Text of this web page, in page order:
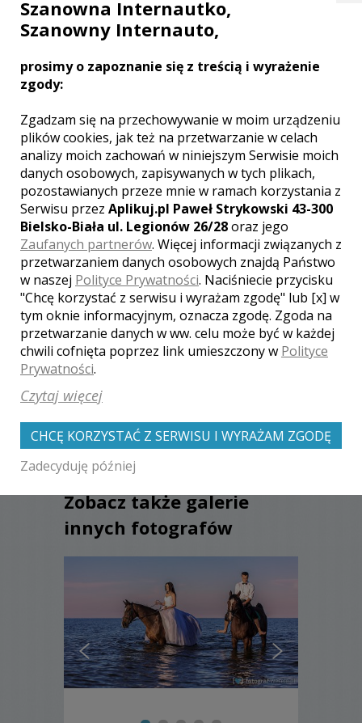
fotografowanie bez lampy.
Wszystkie zdjęcia wykonywane są w
profesjonalnej obróbce.
Opinie o fotografie (1)
Ocena:5,00/5
Otwarte podejście do zlecenia,
dobra komunikacja, duża
świadomość estetyczna i
kreatywne pomysły. Polecam!
Zobacz także galerie
innych fotografów
Szanowna Internautko,
Szanowny Internauto,
prosimy o zapoznanie się z treścią i wyrażenie
zgody:
Zgadzam się na przechowywanie w moim urządzeniu
plików cookies, jak też na przetwarzanie w celach
analizy moich zachowań w niniejszym Serwisie moich
danych osobowych, zapisywanych w tych plikach,
pozostawianych przeze mnie w ramach korzystania z
Serwisu przez Aplikuj.pl Paweł Strykowski 43-300
Bielsko-Biała ul. Legionów 26/28oraz jego
Zaufanych partnerów. Więcej informacji związanych z
przetwarzaniem danych osobowych znajdą Państwo
w naszej Polityce Prywatności. Naciśniecie przycisku
"Chcę korzystać z serwisu i wyrażam zgodę" lub [x] w
tym oknie informacyjnym, oznacza zgodę. Zgoda na
przetwarzanie danych w ww. celu może być w każdej
chwili cofnięta poprzez link umieszczony w Polityce
Prywatności.
Czytaj więcej
CHCĘ KORZYSTAĆ Z SERWISU I WYRAŻAM ZGODĘ
Zadecyduję później